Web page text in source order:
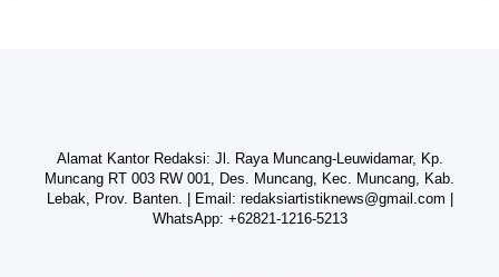
Alamat Kantor Redaksi: Jl. Raya Muncang-Leuwidamar, Kp.
Muncang RT 003 RW 001, Des. Muncang, Kec. Muncang, Kab.
Lebak, Prov. Banten. | Email: redaksiartistiknews@gmail.com
WhatsApp: +62821-1216-5213